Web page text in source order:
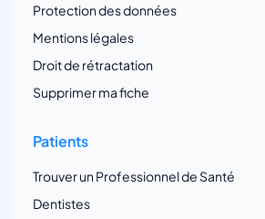
Protection des données
Mentions légales
Droit de rétractation
Supprimer ma fiche
Patients
Trouver un Professionnel de Santé
Dentistes